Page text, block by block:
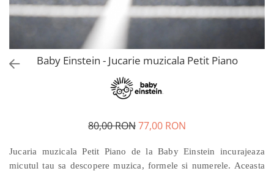
Baby Einstein - Jucarie muzicala Petit Piano
80,00 RON77,00 RON
Jucaria muzicala Petit Piano de la Baby Einstein incurajeaza
micutul tau sa descopere muzica, formele si numerele. Aceasta